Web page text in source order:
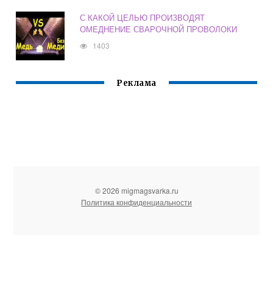
С КАКОЙ ЦЕЛЬЮ ПРОИЗВОДЯТ
ОМЕДНЕНИЕ СВАРОЧНОЙ ПРОВОЛОКИ
1403
Реклама
© 2026 migmagsvarka.ru
Политика конфиденциальности